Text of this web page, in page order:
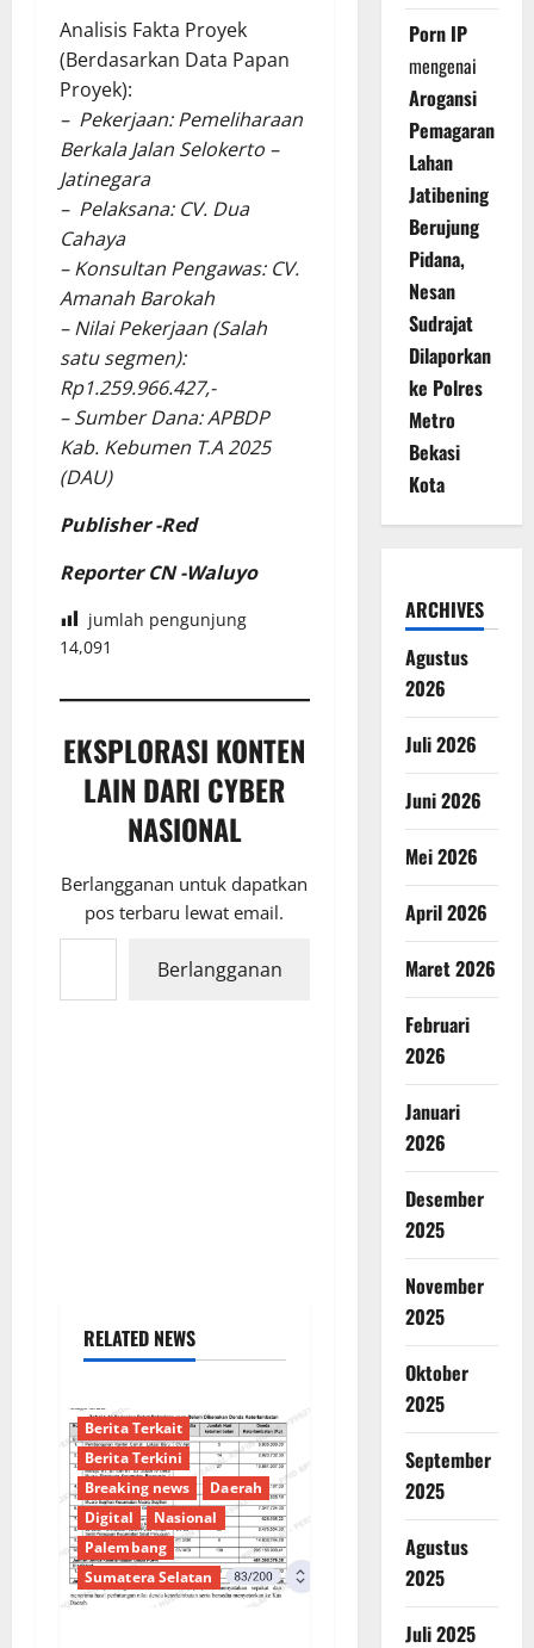
Analisis Fakta Proyek
(Berdasarkan Data Papan
Proyek):
– Pekerjaan: Pemeliharaan
Berkala Jalan Selokerto –
Jatinegara
– Pelaksana: CV. Dua
Cahaya
– Konsultan Pengawas: CV.
Amanah Barokah
– Nilai Pekerjaan (Salah
satu segmen):
Rp1.259.966.427,-
– Sumber Dana: APBDP
Kab. Kebumen T.A 2025
(DAU)
Publisher -Red
Reporter CN -Waluyo
jumlah pengunjung
14,091
EKSPLORASI KONTEN
LAIN DARI CYBER
NASIONAL
Berlangganan untuk dapatkan
pos terbaru lewat email.
Ketikkan email Anda...
Berlangganan
RELATED NEWS
Berita Terkait
Berita Terkini
Breaking news
Daerah
Digital
Nasional
Palembang
Sumatera Selatan
Porn IP
mengenai
Arogansi
Pemagaran
Lahan
Jatibening
Berujung
Pidana,
Nesan
Sudrajat
Dilaporkan
ke Polres
Metro
Bekasi
Kota
ARCHIVES
Agustus
2026
Juli 2026
Juni 2026
Mei 2026
April 2026
Maret 2026
Februari
2026
Januari
2026
Desember
2025
November
2025
Oktober
2025
September
2025
Agustus
2025
Juli 2025